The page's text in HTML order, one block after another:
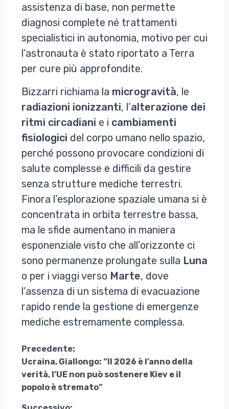
assistenza di base, non permette
diagnosi complete né trattamenti
specialistici in autonomia, motivo per cui
l’astronauta è stato riportato a Terra
per cure più approfondite.
Bizzarri richiama la microgravità, le
radiazioni ionizzanti, l’alterazione dei
ritmi circadiani e i cambiamenti
fisiologici del corpo umano nello spazio,
perché possono provocare condizioni di
salute complesse e difficili da gestire
senza strutture mediche terrestri.
Finora l’esplorazione spaziale umana si è
concentrata in orbita terrestre bassa,
ma le sfide aumentano in maniera
esponenziale visto che all’orizzonte ci
sono permanenze prolungate sulla Luna
o per i viaggi verso Marte, dove
l’assenza di un sistema di evacuazione
rapido rende la gestione di emergenze
mediche estremamente complessa.
Continua
a
Leggere
Precedente:
Ucraina, Giallongo: “Il 2026 è l’anno della
verità, l’UE non può sostenere Kiev e il
popolo è stremato”